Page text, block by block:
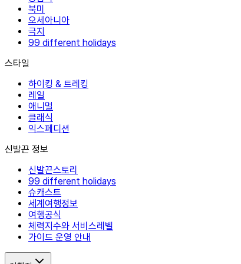
북미
오세아니아
극지
99 different holidays
스타일
하이킹 & 트레킹
레일
애니멀
클래식
익스페디션
신발끈 정보
신발끈스토리
99 different holidays
슈캐스트
세계여행정보
여행공식
체력지수와 서비스레벨
가이드 운영 안내